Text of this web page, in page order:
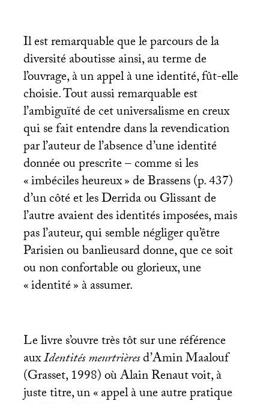
Il est remarquable que le parcours de la
diversité aboutisse ainsi, au terme de
l’ouvrage, à un appel à une identité, fût-elle
choisie. Tout aussi remarquable est
l’ambiguïté de cet universalisme en creux
qui se fait entendre dans la revendication
par l’auteur de l’absence d’une identité
donnée ou prescrite – comme si les
«imbéciles heureux» de Brassens (p. 437)
d’un côté et les Derrida ou Glissant de
l’autre avaient des identités imposées, mais
pas l’auteur, qui semble négliger qu’être
Parisien ou banlieusard donne, que ce soit
ou non confortable ou glorieux, une
«identité» à assumer.
Le livre s’ouvre très tôt sur une référence
auxIdentités meurtrièresd’Amin Maalouf
(Grasset, 1998) où Alain Renaut voit, à
juste titre, un «appel à une autre pratique